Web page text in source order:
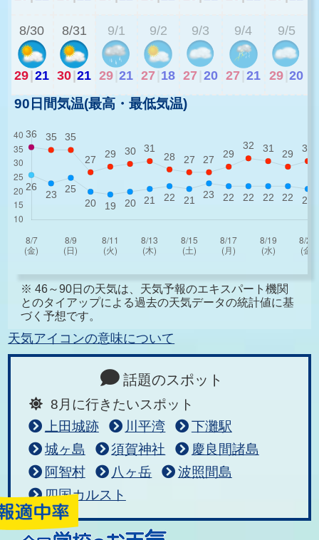
8/30
29 21
8/31
30 21
9/1
29 21
9/2
27 18
9/3
27 20
9/4
27 21
9/5
29 20
90日間気温(最高・最低気温)
※ 46～90日の天気は、天気予報のエキスパート機関
とのタイアップによる過去の天気データの統計値に基
づく予想です。
天気アイコンの意味について
話題のスポット
8月に行きたいスポット
上田城跡
川平湾
下灘駅
城ヶ島
須賀神社
慶良間諸島
阿智村
八ヶ岳
波照間島
四国カルスト